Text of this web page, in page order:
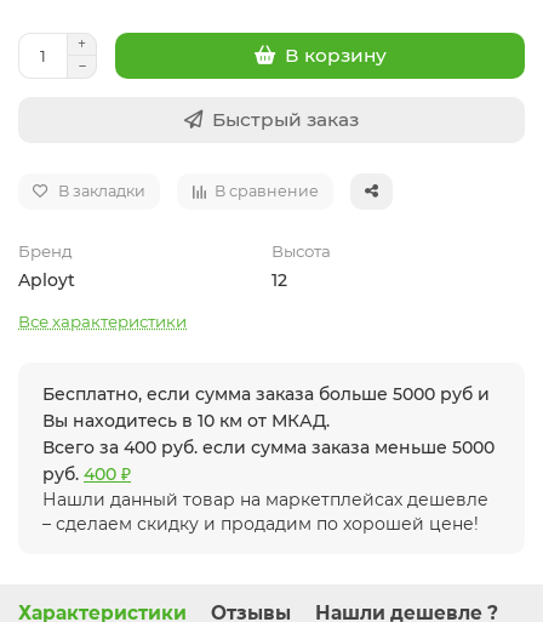
В корзину
Быстрый заказ
В закладки В сравнение
Бренд
Aployt
Высота
12
Все характеристики
Бесплатно, если сумма заказа больше 5000 руб и
Вы находитесь в 10 км от МКАД.
Всего за 400 руб. если сумма заказа меньше 5000
руб. 400 ₽
Нашли данный товар на маркетплейсах дешевле
– сделаем скидку и продадим по хорошей цене!
Характеристики Отзывы Нашли дешевле ?